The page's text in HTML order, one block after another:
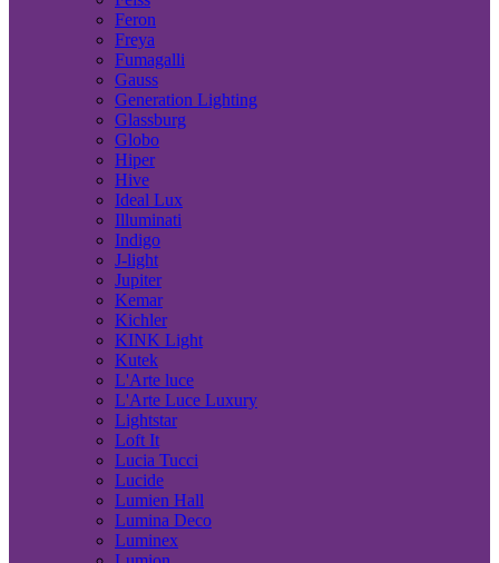
Feron
Freya
Fumagalli
Gauss
Generation Lighting
Glassburg
Globo
Hiper
Hive
Ideal Lux
Illuminati
Indigo
J-light
Jupiter
Kemar
Kichler
KINK Light
Kutek
L'Arte luce
L'Arte Luce Luxury
Lightstar
Loft It
Lucia Tucci
Lucide
Lumien Hall
Lumina Deco
Luminex